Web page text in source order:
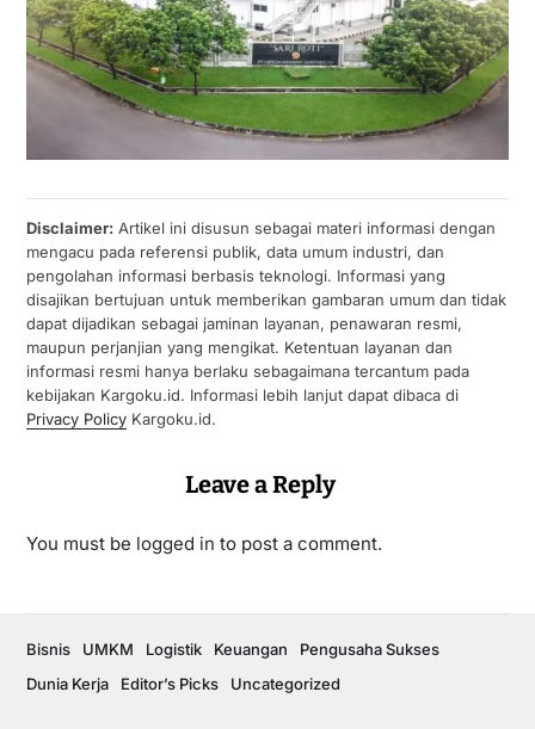
Disclaimer:Artikel ini disusun sebagai materi informasi dengan
mengacu pada referensi publik, data umum industri, dan
pengolahan informasi berbasis teknologi. Informasi yang
disajikan bertujuan untuk memberikan gambaran umum dan tidak
dapat dijadikan sebagai jaminan layanan, penawaran resmi,
maupun perjanjian yang mengikat. Ketentuan layanan dan
informasi resmi hanya berlaku sebagaimana tercantum pada
kebijakan Kargoku.id. Informasi lebih lanjut dapat dibaca di
Privacy PolicyKargoku.id.
Leave a Reply
You must be logged in to post a comment.
Bisnis UMKM Logistik Keuangan
Pengusaha Sukses
Dunia Kerja
Editor’s Picks Uncategorized